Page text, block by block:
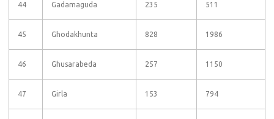
44 Gadamaguda 235 511
45 Ghodakhunta 828 1986
46 Ghusarabeda 257 1150
47 Girla 153 794